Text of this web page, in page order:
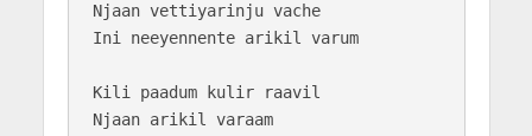
Njaan vettiyarinju vache
Ini neeyennente arikil varum
Kili paadum kulir raavil
Njaan arikil varaam